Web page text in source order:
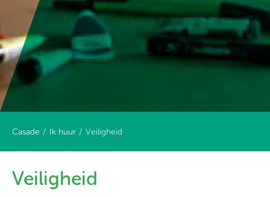
Casade Ik huur Veiligheid
Veiligheid